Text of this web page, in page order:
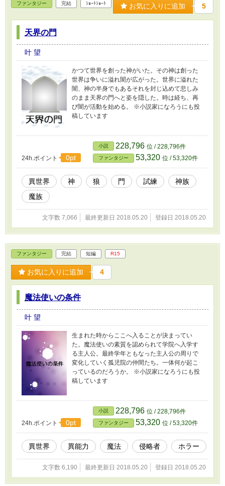
ファンタジー 完結 ｼｮｰﾄｼｮｰﾄ お気に入りに追加 5
天界の門
叶 望
かつて世界を創った神がいた。その神は創った
世界は争いに溢れ闇が広がった。世界に溢れた
闇、神の半身でもあるそれを封じ込めて悲しみ
のまま天界の門へと姿を隠した。時は経ち、再
び闇が活動を始める。 ※小説家になろうにも投
稿しています
24h.ポイント 0pt
小説 228,796 位 / 228,796件
ファンタジー 53,320 位 / 53,320件
異世界 神 狼 門 試練
神族
魔族
文字数 7,066 最終更新日 2018.05.20 登録日 2018.05.20
ファンタジー 完結 短編 R15
お気に入りに追加 4
魔法使いの条件
叶 望
生まれた時からここへ入ることが決まってい
た。魔法使いの素質を認められて学院へ入学す
る主人公。最終学年ともなった主人公の周りで
変化していく孤児院の仲間たち。一体何が起こ
っているのだろうか。 ※小説家になろうにも投
稿しています
24h.ポイント 0pt
小説 228,796 位 / 228,796件
ファンタジー 53,320 位 / 53,320件
異世界 異能力 魔法 侵略者 ホラー
文字数 6,190 最終更新日 2018.05.20 登録日 2018.05.20